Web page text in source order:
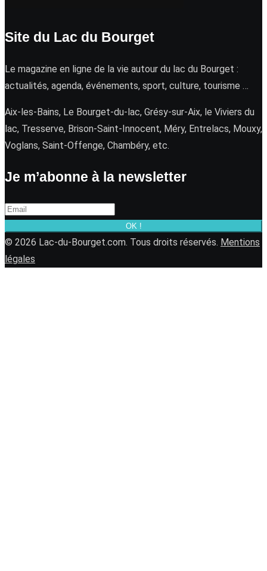
Site du Lac du Bourget
Le magazine en ligne de la vie autour du lac du Bourget :
actualités, agenda, événements, sport, culture, tourisme …
Aix-les-Bains, Le Bourget-du-lac, Grésy-sur-Aix, le Viviers du
lac, Tresserve, Brison-Saint-Innocent, Méry, Entrelacs, Mouxy,
Voglans, Saint-Offenge, Chambéry, etc.
Je m’abonne à la newsletter
OK !
© 2026 Lac-du-Bourget.com. Tous droits réservés. Mentions
légales